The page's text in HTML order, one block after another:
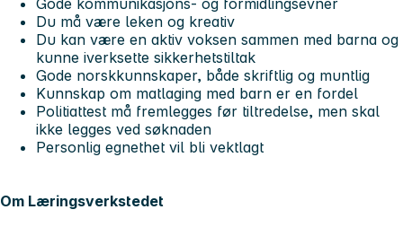
Gode kommunikasjons- og formidlingsevner
Du må være leken og kreativ
Du kan være en aktiv voksen sammen med barna og
kunne iverksette sikkerhetstiltak
Gode norskkunnskaper, både skriftlig og muntlig
Kunnskap om matlaging med barn er en fordel
Politiattest må fremlegges før tiltredelse, men skal
ikke legges ved søknaden
Personlig egnethet vil bli vektlagt
Om Læringsverkstedet